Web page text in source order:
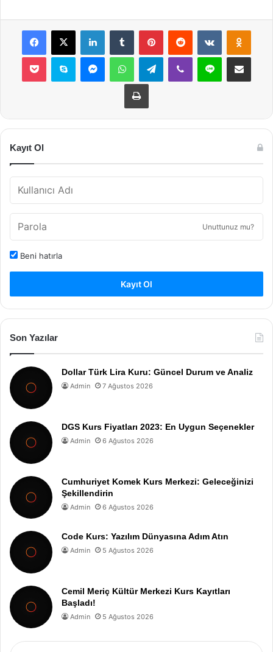
Facebook
X LinkedInTumblr PinterestReddit VKontakte
Pocket Skype MessengerWhatsAppTelegramViber Line E-Posta ile
Yazdır
Kayıt Ol
Unuttunuz mu?
Beni hatırla
Kayıt Ol
Son Yazılar
Dollar Türk Lira Kuru: Güncel Durum ve Analiz
Admin 7 Ağustos 2026
DGS Kurs Fiyatları 2023: En Uygun Seçenekler
Admin 6 Ağustos 2026
Cumhuriyet Komek Kurs Merkezi: Geleceğinizi
Şekillendirin
Admin 6 Ağustos 2026
Code Kurs: Yazılım Dünyasına Adım Atın
Admin 5 Ağustos 2026
Cemil Meriç Kültür Merkezi Kurs Kayıtları
Başladı!
Admin 5 Ağustos 2026